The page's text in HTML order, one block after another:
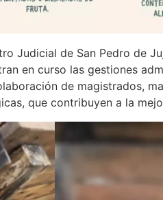
Judicial de San Pedro de
en curso las gestiones
de magistrados,
que contribuyen a la